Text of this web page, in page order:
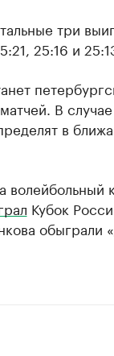
три
25:16 и
В
в
волейбольный
Кубок
обыграли